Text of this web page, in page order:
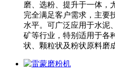
磨、选粉、提升于一体，
完全满足客户需求，主要
水平。可广泛应用于水泥
矿等行业，特别适用于各
状、颗粒状及粉状原料磨